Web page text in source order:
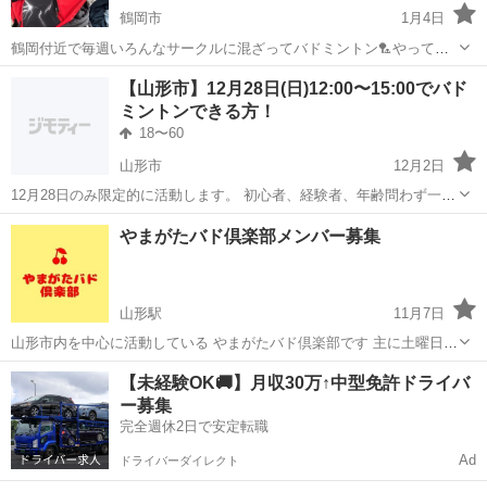
鶴岡市
1月4日
鶴岡付近で毎週いろんなサークルに混ざってバドミントン🏸やってま
す。 一緒打てる人募集中です♪ 今やってる方、昔やってたけどまたや
りたいなーって方いませんか？
バドミントン サークル
【山形市】12月28日(日)12:00〜15:00でバド
ミントンできる方！
18〜60
山形市
12月2日
12月28日のみ限定的に活動します。 初心者、経験者、年齢問わず一緒
にバドミントンを楽しめるメンバーを、ただいま絶賛大募集中で
です！ 12:00〜13:0...
山形 山形市 バドミントン シャトル
やまがたバド倶楽部メンバー募集
山形駅
11月7日
山形市内を中心に活動している やまがたバド倶楽部です 主に土曜日18
時～21時 山形市内の体育館で活動してます 初心者～経験者まで様々な
年齢の方が参加しています サークル活動内容は ダブルスをランダムで
組んでいき 15点1...
山形 山形市 山形駅 バドミントン バド
【未経験OK🚚】月収30万↑中型免許ドライバ
ー募集
完全週休2日で安定転職
ドライバーダイレクト Ad